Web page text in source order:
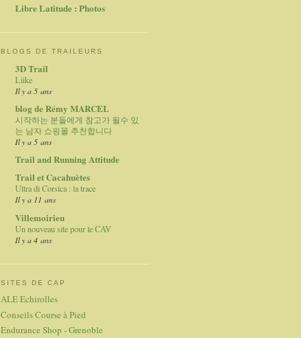
Libre Latitude : Photos
BLOGS DE TRAILEURS
3D Trail
Liike
Il y a 5 ans
blog de Rémy MARCEL
시작하는 분들에게 참고가 될수 있
는 남자 쇼핑몰 추천합니다
Il y a 5 ans
Trail and Running Attitude
Trail et Cacahuètes
Ultra di Corsica : la trace
Il y a 11 ans
Villemoirieu
Un nouveau site pour le CAV
Il y a 4 ans
SITES DE CAP
ALE Echirolles
Conseils Course à Pied
Endurance Shop - Grenoble